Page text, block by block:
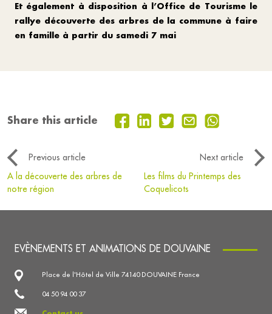
Et également à disposition à l’Office de Tourisme le
rallye découverte des arbres de la commune à faire
en famille à partir du samedi 7 mai
Share this article
Previous article
Next article
A la découverte des arbres de
notre région
Les films du Printemps des
Coquelicots
EVÈNEMENTS ET ANIMATIONS DE DOUVAINE
Place de l'Hôtel de Ville 74140 DOUVAINE France
04 50 94 00 37